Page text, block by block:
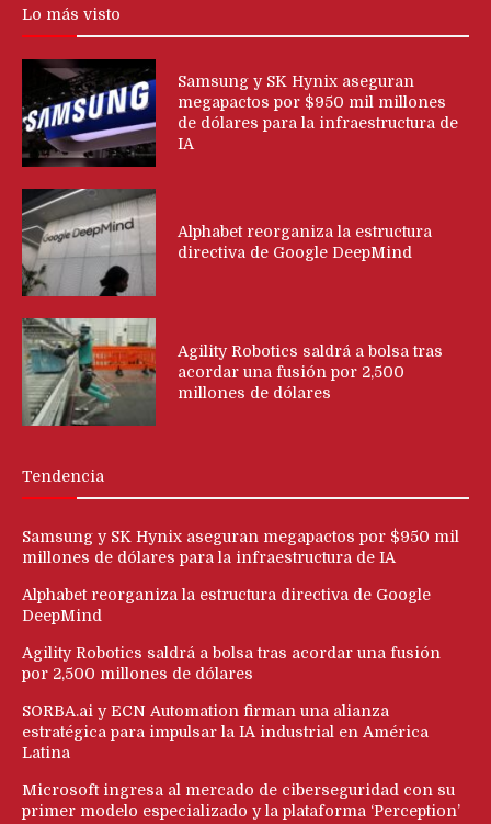
Lo más visto
Samsung y SK Hynix aseguran
megapactos por $950 mil millones
de dólares para la infraestructura de
IA
Alphabet reorganiza la estructura
directiva de Google DeepMind
Agility Robotics saldrá a bolsa tras
acordar una fusión por 2,500
millones de dólares
Tendencia
Samsung y SK Hynix aseguran megapactos por $950 mil
millones de dólares para la infraestructura de IA
Alphabet reorganiza la estructura directiva de Google
DeepMind
Agility Robotics saldrá a bolsa tras acordar una fusión
por 2,500 millones de dólares
SORBA.ai y ECN Automation firman una alianza
estratégica para impulsar la IA industrial en América
Latina
Microsoft ingresa al mercado de ciberseguridad con su
primer modelo especializado y la plataforma ‘Perception’